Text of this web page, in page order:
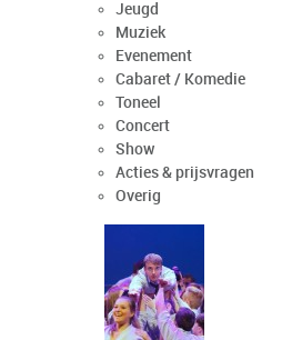
Jeugd
Muziek
Evenement
Cabaret / Komedie
Toneel
Concert
Show
Acties & prijsvragen
Overig